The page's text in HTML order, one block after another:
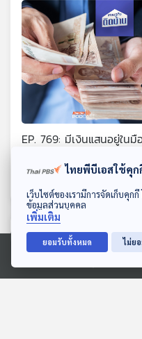
ดาวน์โหลด Thai PBS Podcast Application
Ⓒ 2020 องค์การกระจายเสียงและแพร่ภาพสาธ
EP. 769: มีเงินแสนอยู่ในมื
เงินกับซื้อสลากออมทรัพย์
เศรษฐกิจติดบ้าน
ตอนที่เกี่ยวข้อง
ไทยพีบีเอสใช้คุก
เว็บไซต์ของเรามีการจัดเก็บคุ
ข้อมูลส่วนบุคคล
เพิ่มเติม
ยอมรับทั้งหมด ไม่ย